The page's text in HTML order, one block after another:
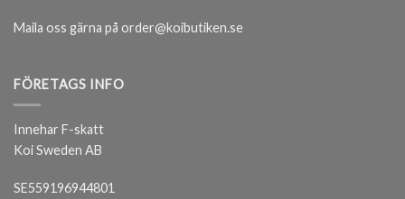
Maila oss gärna på order@koibutiken.se
FÖRETAGS INFO
Innehar F-skatt
Koi Sweden AB
SE559196944801